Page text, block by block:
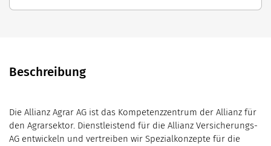
Beschreibung
Die Allianz Agrar AG ist das Kompetenzzentrum der Allianz für
den Agrarsektor. Dienstleistend für die Allianz Versicherungs-
AG entwickeln und vertreiben wir Spezialkonzepte für die